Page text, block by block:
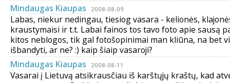
Mindaugas Kiaupas
2008-08-09
Labas, niekur nedingau, tiesiog vasara - kelionės,
kraustymaisi ir t.t. Labai fainos tos tavo foto apie sausą
kitos neblogos, tik gal fotošopinimai man kliūna, na bet
išbandyti, ar ne? :) kaip šiaip vasaroji?
Mindaugas Kiaupas
2008-08-11
Vasarai į Lietuvą atsikrausčiau iš karštųjų kraštų, kad